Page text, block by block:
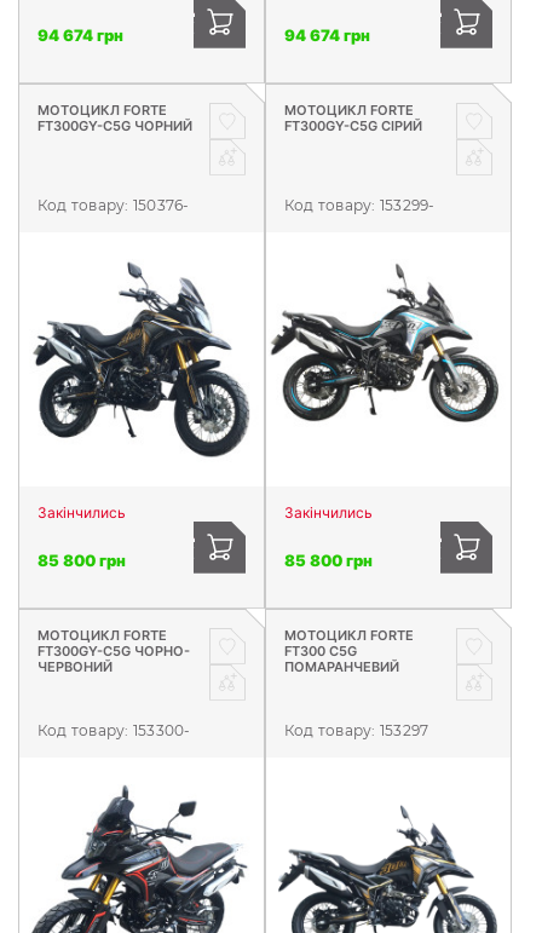
94 674 грн 94 674 грн
МОТОЦИКЛ FORTE
FT300GY-C5G ЧОРНИЙ
Код товару: 150376-
Закінчились
85 800 грн
МОТОЦИКЛ FORTE
FT300GY-C5G СІРИЙ
Код товару: 153299-
Закінчились
85 800 грн
МОТОЦИКЛ FORTE
FT300GY-C5G ЧОРНО-
ЧЕРВОНИЙ
Код товару: 153300-
МОТОЦИКЛ FORTE
FT300 C5G
ПОМАРАНЧЕВИЙ
Код товару: 153297